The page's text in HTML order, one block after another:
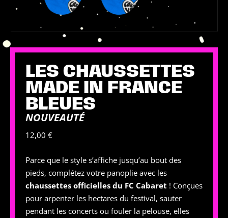
LES CHAUSSETTES
MADE IN FRANCE
BLEUES
NOUVEAUTÉ
12,00 €
Parce que le style s’affiche jusqu’au bout des
pieds, complétez votre panoplie avec les
chaussettes officielles du FC Cabaret ! Conçues
pour arpenter les hectares du festival, sauter
pendant les concerts ou fouler la pelouse, elles